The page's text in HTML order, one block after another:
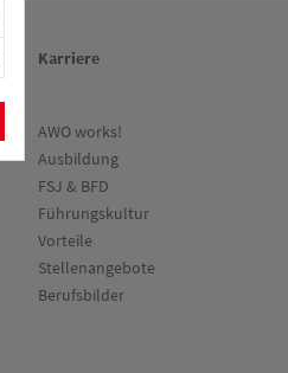
Karriere
AWO works!
Ausbildung
FSJ & BFD
Führungskultur
Vorteile
Stellenangebote
Berufsbilder